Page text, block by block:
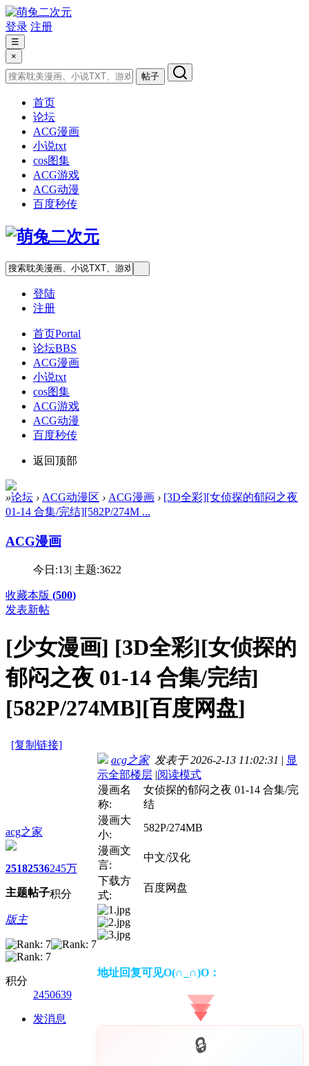
登录 注册
☰
×
帖子
首页
论坛
ACG漫画
小说txt
cos图集
ACG游戏
ACG动漫
百度秒传
登陆
注册
首页Portal
论坛BBS
ACG漫画
小说txt
cos图集
ACG游戏
ACG动漫
百度秒传
返回顶部
»论坛 › ACG动漫区 › ACG漫画 › [3D全彩][女侦探的郁闷之夜
01-14 合集/完结][582P/274M ...
ACG漫画
今日:13| 主题:3622
收藏本版 (500)
发表新帖
[少女漫画] [3D全彩][女侦探的
郁闷之夜 01-14 合集/完结]
[582P/274MB][百度网盘]
[复制链接]
acg之家
2518
主题
2536
帖子
245万
积分
版主
积分
2450639
发消息
acg之家发表于 2026-2-13 11:02:31 | 显
示全部楼层 |阅读模式
漫画名
称:
女侦探的郁闷之夜 01-14 合集/完
结
漫画大
小:
582P/274MB
漫画文
言:
中文/汉化
下载方
式:
百度网盘
地址回复可见O(∩_∩)O：